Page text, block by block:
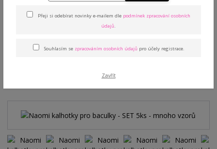
mnoho vzorů
Naomi kalhotky pro baculky -
Přeji si odebírat novinky e-mailem dle podmínek zpracování osobních
údajů.
Souhlasím se zpracováním osobních údajů pro účely registrace.
Zavřít